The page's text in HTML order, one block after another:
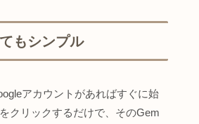
もシンプル
アカウントがあればすぐに始
クリックするだけで、そのGem